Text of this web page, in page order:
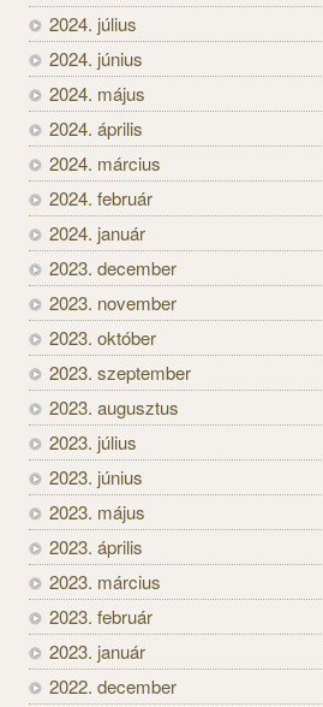
2024. július
2024. június
2024. május
2024. április
2024. március
2024. február
2024. január
2023. december
2023. november
2023. október
2023. szeptember
2023. augusztus
2023. július
2023. június
2023. május
2023. április
2023. március
2023. február
2023. január
2022. december